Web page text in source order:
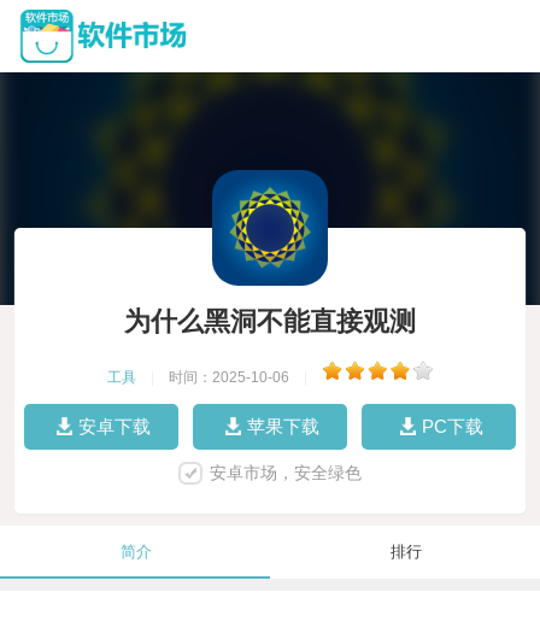
为什么黑洞不能直接观测
工具 时间：2025-10-06
安卓下载 苹果下载 PC下载
安卓市场，安全绿色
简介 排行